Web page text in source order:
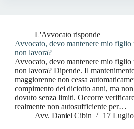
L'Avvocato risponde
Avvocato, devo mantenere mio figlio
non lavora?
Avvocato, devo mantenere mio figlio
non lavora? Dipende. Il
maggiorenne non cessa
compimento dei diciotto anni, ma
dovuto senza limiti. Occorre
realmente non autosufficiente per…
Avv. Daniel Cibin
17